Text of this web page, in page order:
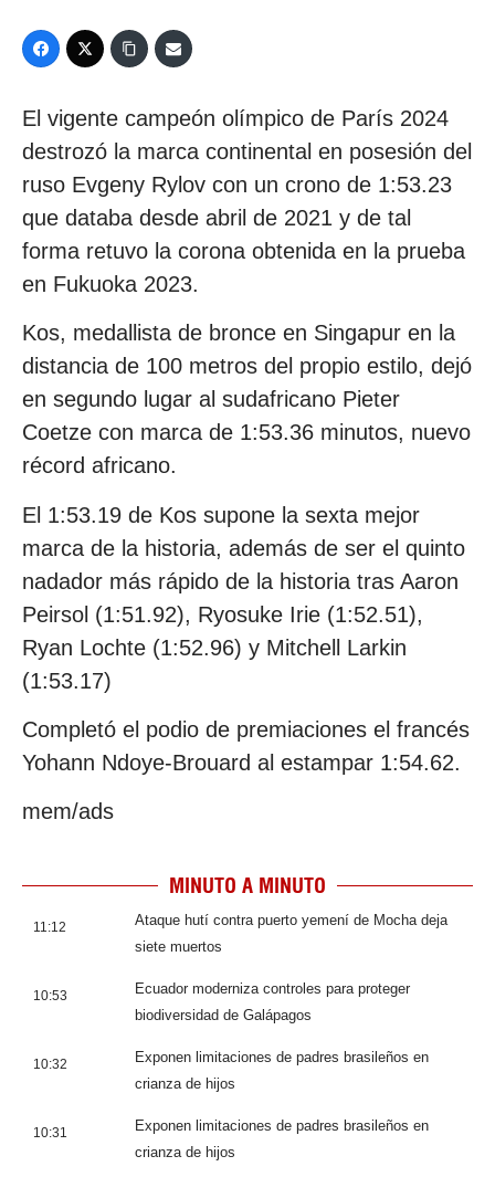
El vigente campeón olímpico de París 2024
destrozó la marca continental en posesión del
ruso Evgeny Rylov con un crono de 1:53.23
que databa desde abril de 2021 y de tal
forma retuvo la corona obtenida en la prueba
en Fukuoka 2023.
Kos, medallista de bronce en Singapur en la
distancia de 100 metros del propio estilo, dejó
en segundo lugar al sudafricano Pieter
Coetze con marca de 1:53.36 minutos, nuevo
récord africano.
El 1:53.19 de Kos supone la sexta mejor
marca de la historia, además de ser el quinto
nadador más rápido de la historia tras Aaron
Peirsol (1:51.92), Ryosuke Irie (1:52.51),
Ryan Lochte (1:52.96) y Mitchell Larkin
(1:53.17)
Completó el podio de premiaciones el francés
Yohann Ndoye-Brouard al estampar 1:54.62.
mem/ads
MINUTO A MINUTO
11:12
Ataque hutí contra puerto yemení de Mocha deja
siete muertos
10:53
Ecuador moderniza controles para proteger
biodiversidad de Galápagos
10:32
Exponen limitaciones de padres brasileños en
crianza de hijos
10:31
Exponen limitaciones de padres brasileños en
crianza de hijos